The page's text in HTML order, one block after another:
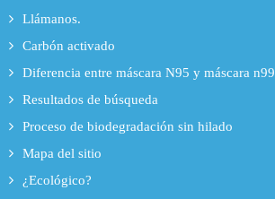
Llámanos.
Carbón activado
Diferencia entre máscara N95 y máscara n99
Resultados de búsqueda
Proceso de biodegradación sin hilado
Mapa del sitio
¿Ecológico?